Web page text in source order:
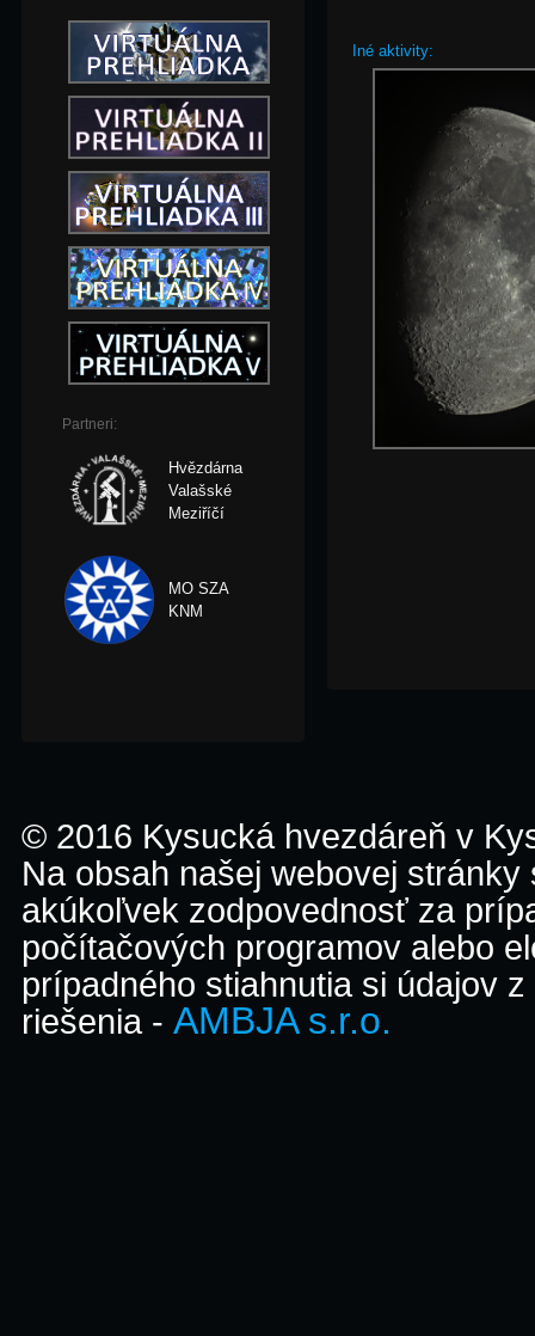
Partneri:
Hvězdárna
Valašské
Meziříčí
MO SZA
KNM
Iné aktivity:
© 2016 Kysucká hvezdáreň v
Na obsah našej webovej
akúkoľvek zodpovednosť za
počítačových programov alebo
prípadného stiahnutia si údajov
riešenia - AMBJA s.r.o.